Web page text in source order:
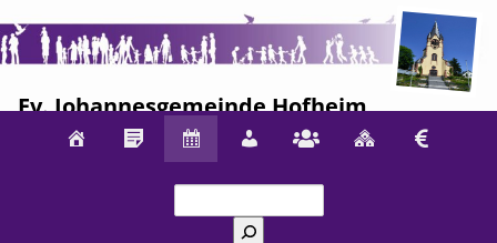
Ev. Johannesgemeinde Hofheim